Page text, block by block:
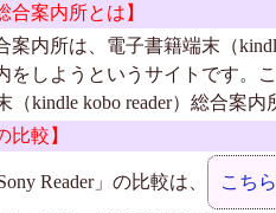
合案内所とは】
案内所は、電子書籍端末（
をしようというサイトです。
kindle kobo reader）総合案内
比較】
Reader」の比較は、 こちら